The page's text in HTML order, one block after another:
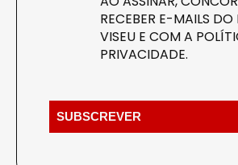
RECEBER E-MAILS
VISEU E COM A
PRIVACIDADE.